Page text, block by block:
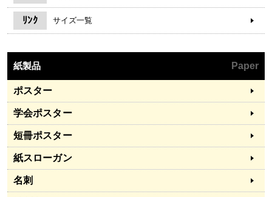
ﾘﾝｸ サイズ一覧
紙製品 Paper
ポスター
学会ポスター
短冊ポスター
紙スローガン
名刺